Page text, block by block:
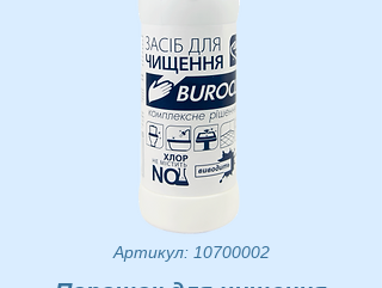
Артикул: 10700002